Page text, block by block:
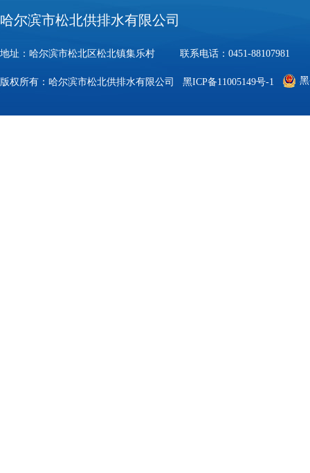
哈尔滨市松北供排水有限公司
地址：哈尔滨市松北区松北镇集乐村 联系电话：0451-88107981
版权所有：哈尔滨市松北供排水有限公司 黑ICP备11005149号-1